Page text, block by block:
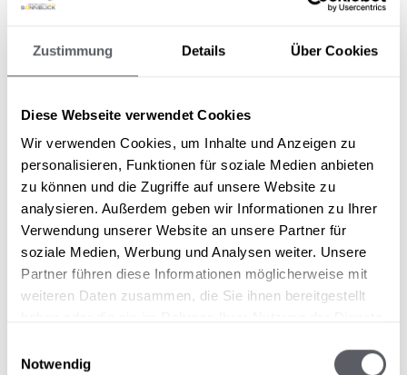
Zustimmung Details Über Cookies
Diese Webseite verwendet Cookies
Wir verwenden Cookies, um Inhalte und Anzeigen zu
personalisieren, Funktionen für soziale Medien anbieten
zu können und die Zugriffe auf unsere Website zu
analysieren. Außerdem geben wir Informationen zu Ihrer
Verwendung unserer Website an unsere Partner für
soziale Medien, Werbung und Analysen weiter. Unsere
Partner führen diese Informationen möglicherweise mit
weiteren Daten zusammen, die Sie ihnen bereitgestellt
Notwendig
einen Webanalysedienst der Google Ireland
Limited, Gordon House, 4 Barrow St, Dublin,
Analyse Ihrer Benutzung unserer Website
Standardmäßig werden beim Besuch der
Website durch Google Analytics 4 Cookies
gesetzt, die als kleine Textbausteine auf
Ihrem Endgerät abgelegt werden und
bestimmte Informationen erheben. Zum
Umfang dieser Informationen gehört auch
Ihre IP-Adresse, die allerdings von Google um
auszuschließen.